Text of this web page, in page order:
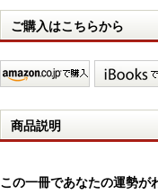
ご購入はこちらから
商品説明
この一冊であなたの運勢が